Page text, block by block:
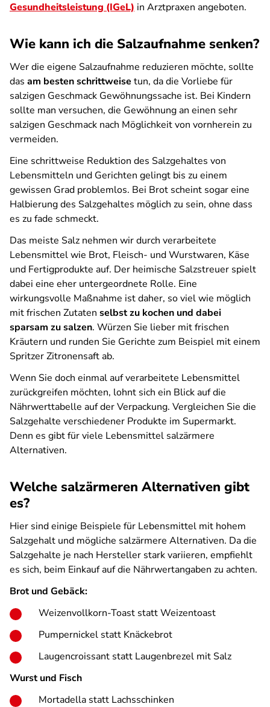
Gesundheitsleistung (IGeL) in Arztpraxen angeboten.
Wie kann ich die Salzaufnahme senken?
Wer die eigene Salzaufnahme reduzieren möchte, sollte
das am besten schrittweise tun, da die Vorliebe für
salzigen Geschmack Gewöhnungssache ist. Bei Kindern
sollte man versuchen, die Gewöhnung an einen sehr
salzigen Geschmack nach Möglichkeit von vornherein zu
vermeiden.
Eine schrittweise Reduktion des Salzgehaltes von
Lebensmitteln und Gerichten gelingt bis zu einem
gewissen Grad problemlos. Bei Brot scheint sogar eine
Halbierung des Salzgehaltes möglich zu sein, ohne dass
es zu fade schmeckt.
Das meiste Salz nehmen wir durch verarbeitete
Lebensmittel wie Brot, Fleisch- und Wurstwaren, Käse
und Fertigprodukte auf. Der heimische Salzstreuer spielt
dabei eine eher untergeordnete Rolle. Eine
wirkungsvolle Maßnahme ist daher, so viel wie möglich
mit frischen Zutaten selbst zu kochen und dabei
sparsam zu salzen. Würzen Sie lieber mit frischen
Kräutern und runden Sie Gerichte zum Beispiel mit einem
Spritzer Zitronensaft ab.
Wenn Sie doch einmal auf verarbeitete Lebensmittel
zurückgreifen möchten, lohnt sich ein Blick auf die
Nährwerttabelle auf der Verpackung. Vergleichen Sie die
Salzgehalte verschiedener Produkte im Supermarkt.
Denn es gibt für viele Lebensmittel salzärmere
Alternativen.
Welche salzärmeren Alternativen gibt
es?
Hier sind einige Beispiele für Lebensmittel mit hohem
Salzgehalt und mögliche salzärmere Alternativen. Da die
Salzgehalte je nach Hersteller stark variieren, empfiehlt
es sich, beim Einkauf auf die Nährwertangaben zu achten.
Brot und Gebäck:
Weizenvollkorn-Toast statt Weizentoast
Pumpernickel statt Knäckebrot
Laugencroissant statt Laugenbrezel mit Salz
Wurst und Fisch
Mortadella statt Lachsschinken